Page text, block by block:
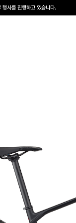
사를 진행하고 있습니다.